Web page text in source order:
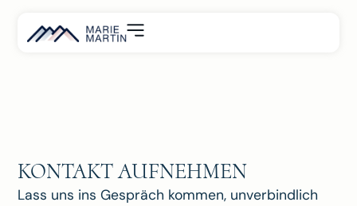
KONTAKT AUFNEHMEN
Lass uns ins Gespräch kommen, unverbindlich